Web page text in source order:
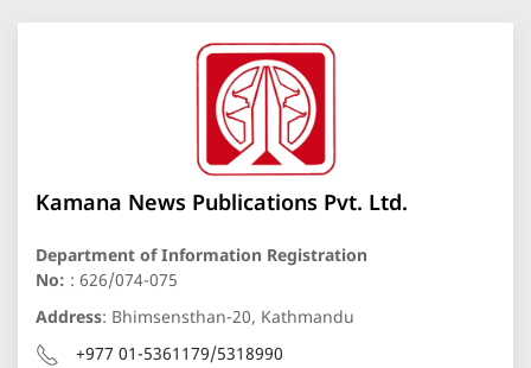
Kamana News Publications Pvt. Ltd.
Department of Information Registration
No: : 626/074-075
Address: Bhimsensthan-20, Kathmandu
+977 01-5361179/5318990